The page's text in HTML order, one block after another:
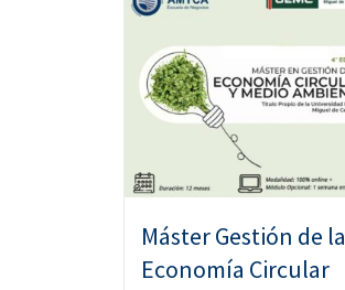
Máster Gestión de la
Economía Circular